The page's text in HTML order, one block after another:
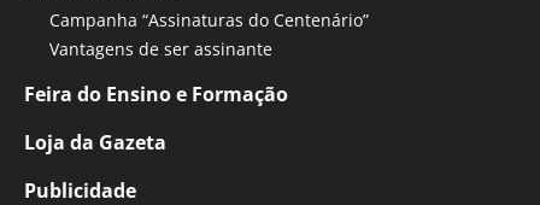
Campanha “Assinaturas do Centenário”
Vantagens de ser assinante
Feira do Ensino e Formação
Loja da Gazeta
Publicidade